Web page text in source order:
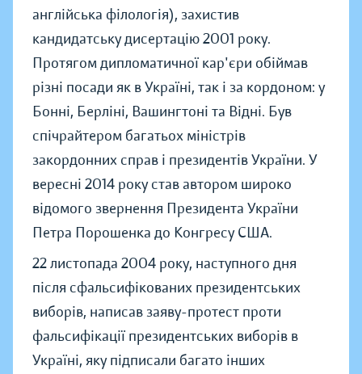
англійська філологія), захистив
кандидатську дисертацію 2001 року.
Протягом дипломатичної кар'єри обіймав
різні посади як в Україні, так і за кордоном: у
Бонні, Берліні, Вашингтоні та Відні. Був
спічрайтером багатьох міністрів
закордонних справ і президентів України. У
вересні 2014 року став автором широко
відомого звернення Президента України
Петра Порошенка до Конгресу США.
22 листопада 2004 року, наступного дня
після сфальсифікованих президентських
виборів, написав заяву-протест проти
фальсифікації президентських виборів в
Україні, яку підписали багато інших